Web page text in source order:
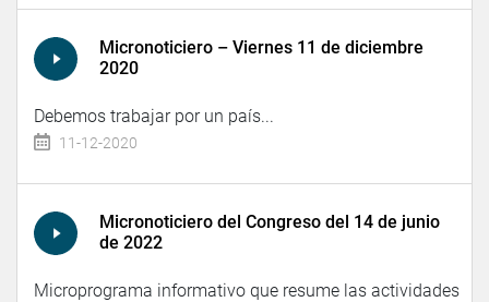
Micronoticiero – Viernes 11 de diciembre
2020
Debemos trabajar por un país...
11-12-2020
Micronoticiero del Congreso del 14 de junio
de 2022
Microprograma informativo que resume las actividades